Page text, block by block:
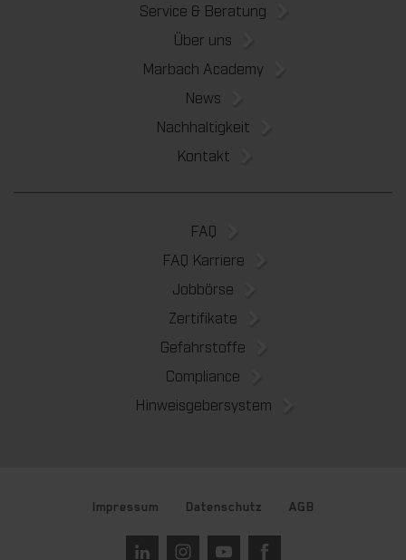
Service & Beratung
Über uns
Marbach Academy
News
Nachhaltigkeit
Kontakt
FAQ
FAQ Karriere
Jobbörse
Zertifikate
Gefahrstoffe
Compliance
Hinweisgebersystem
Impressum Datenschutz AGB